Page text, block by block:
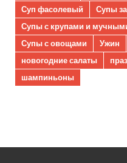
Суп фасолевый
Супы
Супы с крупами и
Супы с овощами
Ужин
новогодние салаты
шампиньоны